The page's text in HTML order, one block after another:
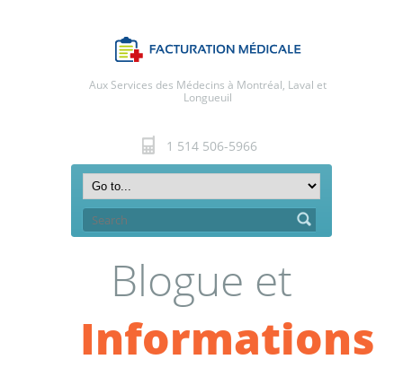
Aux Services des Médecins à Montréal, Laval et
Longueuil
1 514 506-5966
Blogue et
Informations